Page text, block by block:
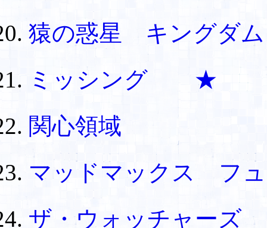
猿の惑星 キングダム
ミッシング ★
関心領域
マッドマックス
ザ・ウォッチャーズ